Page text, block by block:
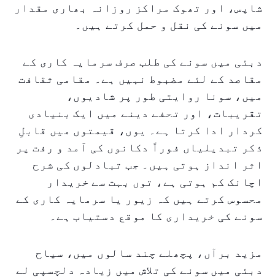
شاپس، اور تھوک مراکز روزانہ بھاری مقدار
میں سونے کی نقل و حمل کرتے ہیں۔
دبئی میں سونے کی طلب صرف سرمایہ کاری کے
مقاصد کے لئے مضبوط نہیں ہے۔ مقامی ثقافت
میں، سونا روایتی طور پر شادیوں،
تقریبات، اور تحفے دینے میں ایک بنیادی
کردار ادا کرتا ہے۔ یوں، قیمتوں میں قابلِ
ذکر تبدیلیاں فوراً دکانوں کی آمد و رفت پر
اثر انداز ہوتی ہیں۔ جب تبادلوں کی شرح
اچانک کم ہوتی ہے، توں بہت سے خریدار
محسوس کرتے ہیں کہ زیور یا سرمایہ کاری کے
سونے کی خریداری کا موقع دستیاب ہے۔
مزید برآں، پچھلے چند سالوں میں، سیاح
دبئی میں سونے کی تلاش میں زیادہ دلچسپی لے